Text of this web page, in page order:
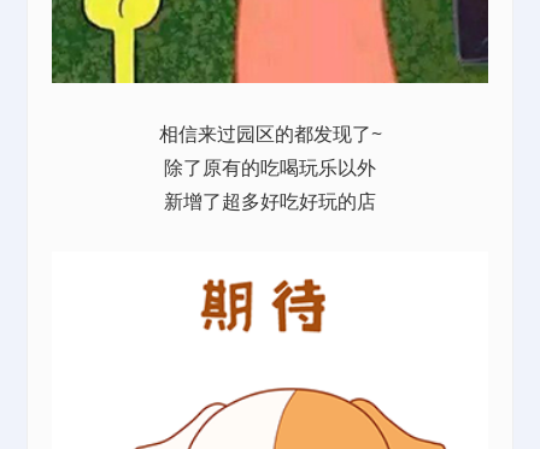
相信来过园区的都发现了~
除了原有的吃喝玩乐以外
新增了超多好吃好玩的店